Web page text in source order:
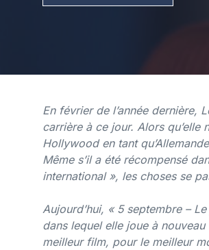
En février de l’année dernière,
carrière à ce jour. Alors qu’elle
Hollywood en tant
Même s’il a été récompensé
international », les choses se
Aujourd’hui, « 5 septembre –
dans lequel elle joue à
meilleur film, pour le meilleur